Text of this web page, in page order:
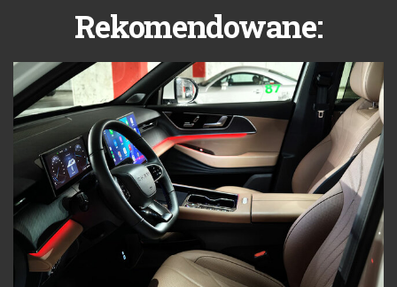
Rekomendowane: